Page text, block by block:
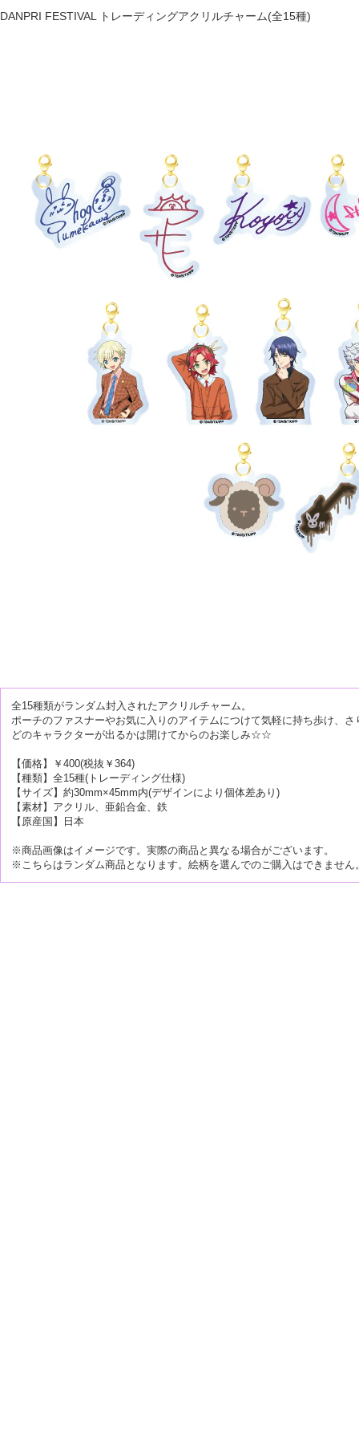
DANPRI FESTIVAL トレーディングアクリルチャーム(全15種)
全15種類がランダム封入されたアクリルチャーム。
ポーチのファスナーやお気に入りのアイテムにつけて気軽に持ち歩け、
どのキャラクターが出るかは開けてからのお楽しみ☆☆
【価格】￥400(税抜￥364)
【種類】全15種(トレーディング仕様)
【サイズ】約30mm×45mm内(デザインにより個体差あり)
【素材】アクリル、亜鉛合金、鉄
【原産国】日本
※商品画像はイメージです。実際の商品と異なる場合がございます。
※こちらはランダム商品となります。絵柄を選んでのご購入はできません